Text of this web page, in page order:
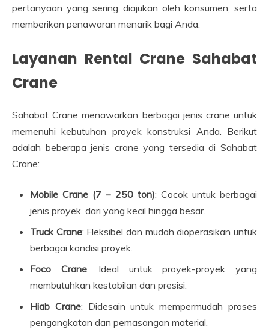
pertanyaan yang sering diajukan oleh konsumen, serta
memberikan penawaran menarik bagi Anda.
Layanan Rental Crane Sahabat
Crane
Sahabat Crane menawarkan berbagai jenis crane untuk
memenuhi kebutuhan proyek konstruksi Anda. Berikut
adalah beberapa jenis crane yang tersedia di Sahabat
Crane:
Mobile Crane (7 – 250 ton): Cocok untuk berbagai
jenis proyek, dari yang kecil hingga besar.
Truck Crane: Fleksibel dan mudah dioperasikan untuk
berbagai kondisi proyek.
Foco Crane: Ideal untuk proyek-proyek yang
membutuhkan kestabilan dan presisi.
Hiab Crane: Didesain untuk mempermudah proses
pengangkatan dan pemasangan material.